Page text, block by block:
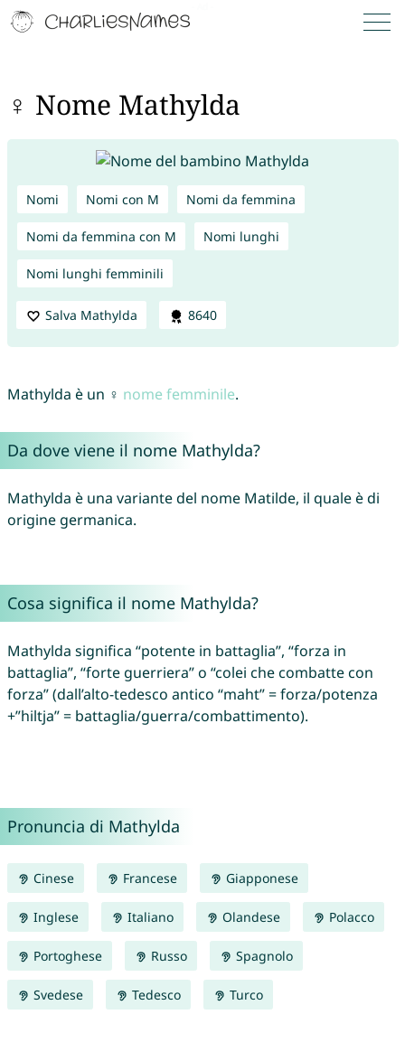
♀ Nome Mathylda
Nomi Nomi con M Nomi da femmina
Nomi da femmina con M Nomi lunghi
Nomi lunghi femminili
Salva Mathylda 8640
Mathylda è un ♀ nome femminile.
Da dove viene il nome Mathylda?
Mathylda è una variante del nome Matilde, il quale è di
origine germanica.
Cosa significa il nome Mathylda?
Mathylda significa “potente in battaglia”, “forza in
battaglia”, “forte guerriera” o “colei che combatte con
forza” (dall’alto-tedesco antico “maht” = forza/potenza
+”hiltja” = battaglia/guerra/combattimento).
Pronuncia di Mathylda
Cinese Francese Giapponese
Inglese Italiano Olandese Polacco
Portoghese Russo Spagnolo
Svedese Tedesco Turco